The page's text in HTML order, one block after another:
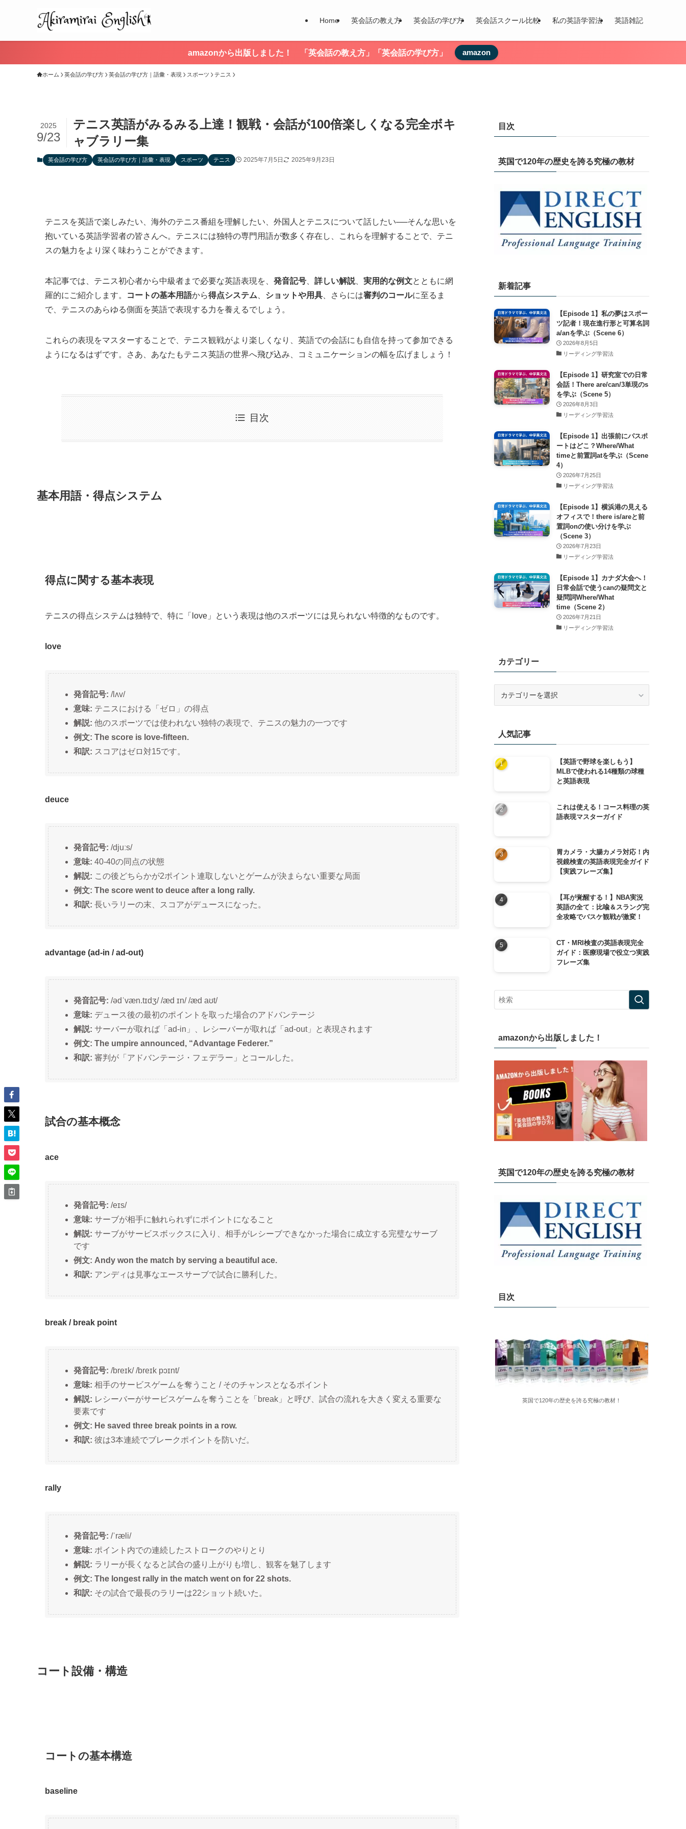
Home 英会話の教え方 英会話の学び方 英会話スクール比較 私の英語学習法 英語雑記
amazonから出版しました！ 「英会話の教え方」「英会話の学び方」 amazon
ホーム 英会話の学び方 英会話の学び方｜語彙・表現 スポーツ テニス
テニス英語がみるみる上達！観戦・会話が100倍楽しくなる完全ボキ
ャブラリー集
2025
9/23
英会話の学び方 英会話の学び方｜語彙・表現 スポーツ テニス 2025年7月5日 2025年9月23日
テニスを英語で楽しみたい、海外のテニス番組を理解したい、外国人とテニスについて話したい──そんな思いを
抱いている英語学習者の皆さんへ。テニスには独特の専門用語が数多く存在し、これらを理解することで、テニ
スの魅力をより深く味わうことができます。
本記事では、テニス初心者から中級者まで必要な英語表現を、 発音記号 詳しい解説、 実用的な例文とともに網
羅的にご紹介します。
コートの基本用語から得点システム ショットや用具 、さらには審判のコールに至るま
で、テニスのあらゆる側面を英語で表現する力を養えるでしょう。
これらの表現をマスターすることで、テニス観戦がより楽しくなり、英語での会話にも自信を持って参加できる
ようになるはずです。さあ、あなたもテニス英語の世界へ飛び込み、コミュニケーションの幅を広げましょう！
目次
基本用語・得点システム
得点に関する基本表現
テニスの得点システムは独特で、特に「love」という表現は他のスポーツには見られない特徴的なものです。
love
発音記号: /lʌv/
意味: テニスにおける「ゼロ」の得点
解説: 他のスポーツでは使われない独特の表現で、テニスの魅力の一つです
例文: The score is love-fifteen.
和訳: スコアはゼロ対15です。
deuce
発音記号: /djuːs/
意味: 40-40の同点の状態
解説: この後どちらかが2ポイント連取しないとゲームが決まらない重要な局面
例文: The score went to deuce after a long rally.
和訳: 長いラリーの末、スコアがデュースになった。
advantage (ad-in / ad-out)
発音記号: /ədˈvæn.tɪdʒ/ /æd ɪn/ /æd aʊt/
意味: デュース後の最初のポイントを取った場合のアドバンテージ
解説: サーバーが取れば「ad-in」、レシーバーが取れば「ad-out」と表現されます
例文: The umpire announced, “Advantage Federer.”
和訳: 審判が「アドバンテージ・フェデラー」とコールした。
試合の基本概念
ace
発音記号: /eɪs/
意味: サーブが相手に触れられずにポイントになること
解説: サーブがサービスボックスに入り、相手がレシーブできなかった場合に成立する完璧なサーブ
です
例文: Andy won the match by serving a beautiful ace.
和訳: アンディは見事なエースサーブで試合に勝利した。
break / break point
発音記号: /breɪk/ /breɪk pɔɪnt/
意味: 相手のサービスゲームを奪うこと / そのチャンスとなるポイント
解説: レシーバーがサービスゲームを奪うことを「break」と呼び、試合の流れを大きく変える重要な
要素です
例文: He saved three break points in a row.
和訳: 彼は3本連続でブレークポイントを防いだ。
rally
発音記号: /ˈræli/
意味: ポイント内での連続したストロークのやりとり
解説: ラリーが長くなると試合の盛り上がりも増し、観客を魅了します
例文: The longest rally in the match went on for 22 shots.
和訳: その試合で最長のラリーは22ショット続いた。
コート設備・構造
コートの基本構造
baseline
目次
英国で120年の歴史を誇る究極の教材
新着記事
【Episode 1】私の夢はスポー
ツ記者！現在進行形と可算名詞
a/anを学ぶ（Scene 6）
2026年8月5日
リーディング学習法
【Episode 1】研究室での日常
会話！There are/can/3単現のs
を学ぶ（Scene 5）
2026年8月3日
リーディング学習法
【Episode 1】出張前にパスポ
ートはどこ？Where/What
timeと前置詞atを学ぶ（Scene
4）
2026年7月25日
リーディング学習法
【Episode 1】横浜港の見える
オフィスで！there is/areと前
置詞onの使い分けを学ぶ
（Scene 3）
2026年7月23日
リーディング学習法
【Episode 1】カナダ大会へ！
日常会話で使うcanの疑問文と
疑問詞Where/What
time（Scene 2）
2026年7月21日
リーディング学習法
カテゴリー
ー人気記事
【英語で野球を楽しもう】
MLBで使われる14種類の球種
と英語表現
これは使える！コース料理の英
語表現マスターガイド
胃カメラ・大腸カメラ対応！内
視鏡検査の英語表現完全ガイド
【実践フレーズ集】
【耳が覚醒する！】NBA実況
英語の全て：比喩＆スラング完
全攻略でバスケ観戦が激変！
CT・MRI検査の英語表現完全
ガイド：医療現場で役立つ実践
フレーズ集
amazonから出版しました！
英国で120年の歴史を誇る究極の教材
目次
英国で120年の歴史を誇る究極の教材！